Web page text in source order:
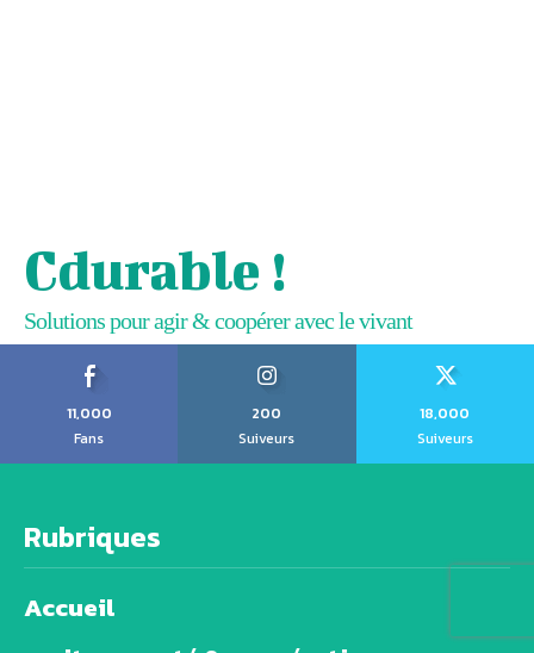
Cdurable !
Solutions pour agir & coopérer avec le vivant
11,000
Fans
200
Suiveurs
18,000
Suiveurs
Rubriques
Accueil